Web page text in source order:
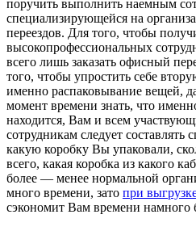
поручить выполнить наемным
специализирующейся на
переездов. Для того, чтобы
высокопрофессиональных
всего лишь заказать офисный
того, чтобы упростить себе
именно распаковывание вещей,
момент времени знать, что
находится, Вам и всем
сотрудникам следует составлять
какую коробку Вы упаковали,
всего, какая коробка из какого
более — менее нормальной
много времени, зато при
сэкономит Вам времени намного